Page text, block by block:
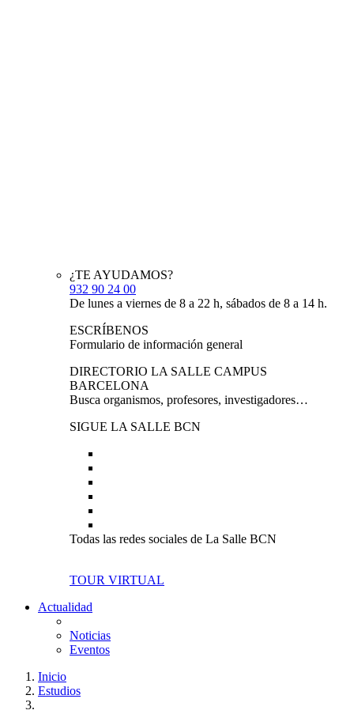
¿TE AYUDAMOS?
932 90 24 00
De lunes a viernes de 8 a 22 h, sábados de 8 a 14 h.
ESCRÍBENOS
Formulario de información general
DIRECTORIO LA SALLE CAMPUS
BARCELONA
Busca organismos, profesores, investigadores…
SIGUE LA SALLE BCN
Todas las redes sociales de La Salle BCN
TOUR VIRTUAL
Actualidad
Noticias
Eventos
Inicio
Estudios